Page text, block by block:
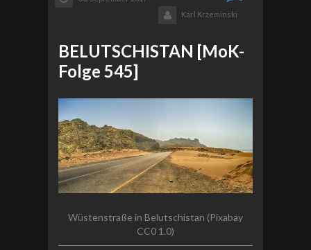
Karl Krzeminski
BELUTSCHISTAN [MoK-
Folge 545]
Wüstenstraße in Belutschistan (Pixabay
CC0 1.0)